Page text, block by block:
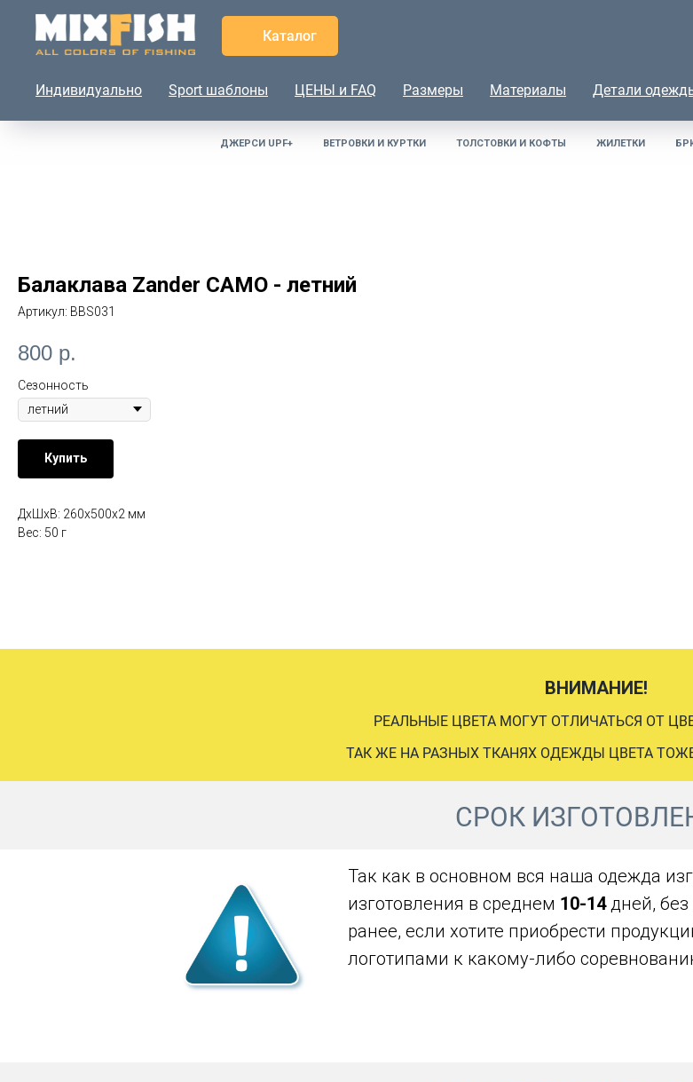
Каталог
Индивидуально Sport шаблоны ЦЕНЫ и FAQ Размеры Материалы Детали
ДЖЕРСИ UPF+ ВЕТРОВКИ И КУРТКИ ТОЛСТОВКИ И КОФТЫ ЖИЛЕТКИ
Балаклава Zander CAMO - летний
Артикул: BBS031
800 р.
Сезонность
Купить
ДxШxВ: 260x500x2 мм
Вес: 50 г
ВНИМАНИЕ!
РЕАЛЬНЫЕ ЦВЕТА МОГУТ ОТЛИЧАТЬСЯ ОТ
ТАК ЖЕ НА РАЗНЫХ ТКАНЯХ ОДЕЖДЫ ЦВЕТА
СРОК
Так как в основном вся наша одежда
изготовления в среднем 10-14дней, без
ранее, если хотите приобрести
логотипами к какому-либо